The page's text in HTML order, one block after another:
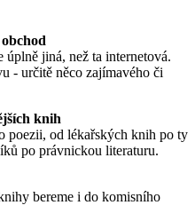
jiná, než ta internetová.
- určitě něco zajímavého či
knih
poezii, od lékařských knih po ty
po právnickou literaturu.
bereme i do komisního